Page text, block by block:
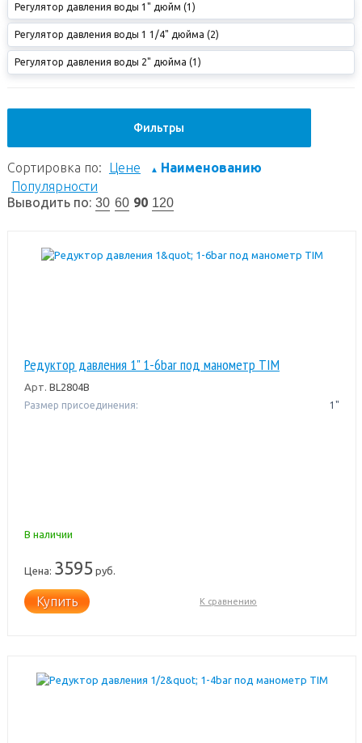
Регулятор давления воды 1" дюйм (1)
Регулятор давления воды 1 1/4" дюйма (2)
Регулятор давления воды 2" дюйма (1)
Фильтры
Сортировка по: Цене ▲ Наименованию
Популярности
Выводить по: 30 60 90 120
Редуктор давления 1" 1-6bar под манометр TIM
Арт. BL2804B
Размер присоединения: 1"
В наличии
Цена: 3595 руб.
Купить К сравнению